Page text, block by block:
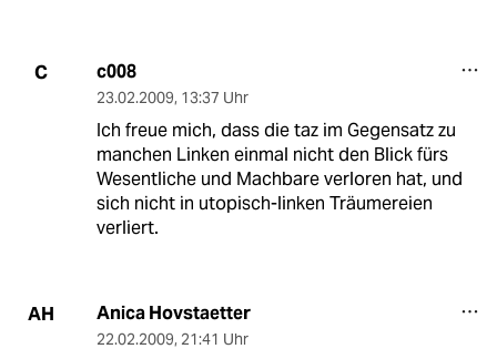
C c008
23.02.2009, 13:37 Uhr
Ich freue mich, dass die taz im Gegensatz zu
manchen Linken einmal nicht den Blick fürs
Wesentliche und Machbare verloren hat, und
sich nicht in utopisch-linken Träumereien
verliert.
AH Anica Hovstaetter
22.02.2009, 21:41 Uhr